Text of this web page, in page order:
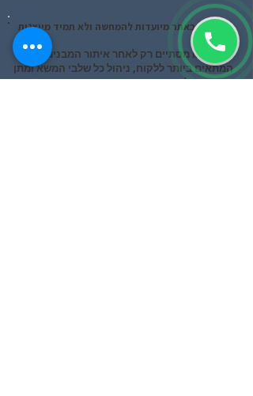
התמונות באתר מיועדות להמחשה ולא תמיד מייצגות
את הנכס .
תפקידינו מסתיים רק לאחר איתור המבנים
המתאים ביותר ללקוח, ניהול כל שלבי המשא ומתן
וחתימה על החוזה.